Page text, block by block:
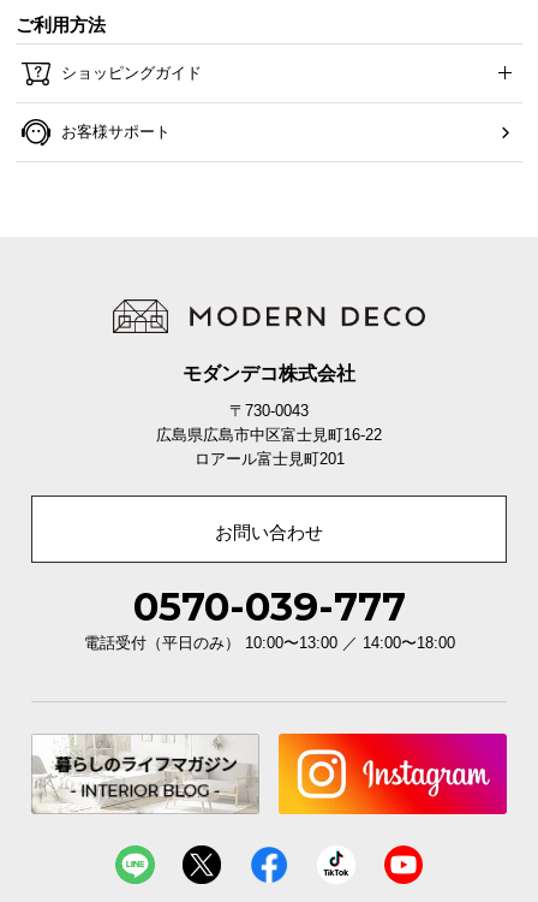
ご利用方法
ショッピングガイド
お客様サポート
モダンデコ株式会社
〒730-0043
広島県広島市中区富士見町16-22
ロアール富士見町201
お問い合わせ
0570-039-777
電話受付（平日のみ） 10:00〜13:00 ／ 14:00〜18:00